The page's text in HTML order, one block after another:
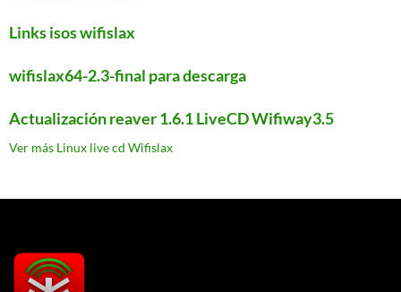
Links isos wifislax
wifislax64-2.3-final para descarga
Actualización reaver 1.6.1 LiveCD Wifiway3.5
Ver más Linux live cd Wifislax